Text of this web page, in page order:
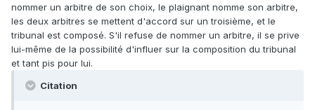
nommer un arbitre de son choix, le plaignant nomme son arbitre,
les deux arbitres se mettent d'accord sur un troisième, et le
tribunal est composé. S'il refuse de nommer un arbitre, il se prive
lui-même de la possibilité d'influer sur la composition du tribunal
et tant pis pour lui.
Citation